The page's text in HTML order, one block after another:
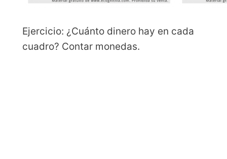
Ejercicio: ¿Cuánto dinero hay en cada
cuadro? Contar monedas.